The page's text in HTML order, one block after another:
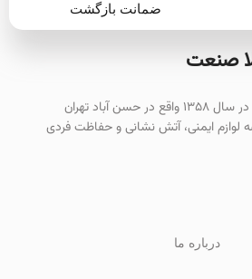
ضمانت بازگشت
صنعت
فروشگاه لیان کالا صنعت در سال ۱۳۵۸ واقع در حسن آباد تهران
لوازم ایمنی، آتش نشانی و حفاظت فردی
درباره ما